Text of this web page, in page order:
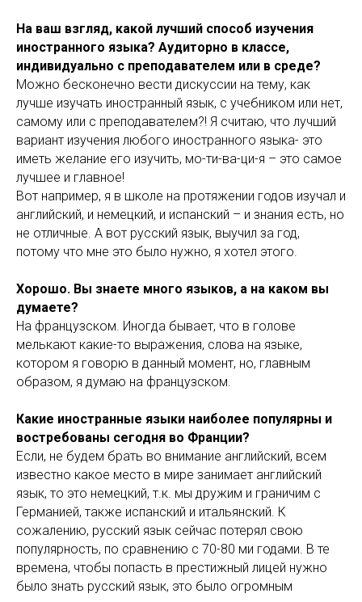
На ваш взгляд, какой лучший способ изучения
иностранного языка? Аудиторно в классе,
индивидуально с преподавателем или в среде?
Можно бесконечно вести дискуссии на тему, как
лучше изучать иностранный язык, с учебником или нет,
самому или с преподавателем?! Я считаю, что лучший
вариант изучения любого иностранного языка- это
иметь желание его изучить, мо-ти-ва-ци-я – это самое
лучшее и главное!
Вот например, я в школе на протяжении годов изучал и
английский, и немецкий, и испанский – и знания есть, но
не отличные. А вот русский язык, выучил за год,
потому что мне это было нужно, я хотел этого.
Хорошо. Вы знаете много языков, а на каком вы
думаете?
На французском. Иногда бывает, что в голове
мелькают какие-то выражения, слова на языке,
котором я говорю в данный момент, но, главным
образом, я думаю на французском.
Какие иностранные языки наиболее популярны и
востребованы сегодня во Франции?
Если, не будем брать во внимание английский, всем
известно какое место в мире занимает английский
язык, то это немецкий, т.к. мы дружим и граничим с
Германией, также испанский и итальянский. К
сожалению, русский язык сейчас потерял свою
популярность, по сравнению с 70-80 ми годами. В те
времена, чтобы попасть в престижный лицей нужно
было знать русский язык, это было огромным